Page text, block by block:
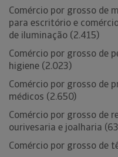
Comércio por grosso de
para escritório e
de iluminação (2.415)
Comércio por grosso de
higiene (2.023)
Comércio por grosso de
médicos (2.650)
Comércio por grosso de
ourivesaria e joalharia
Comércio por grosso de